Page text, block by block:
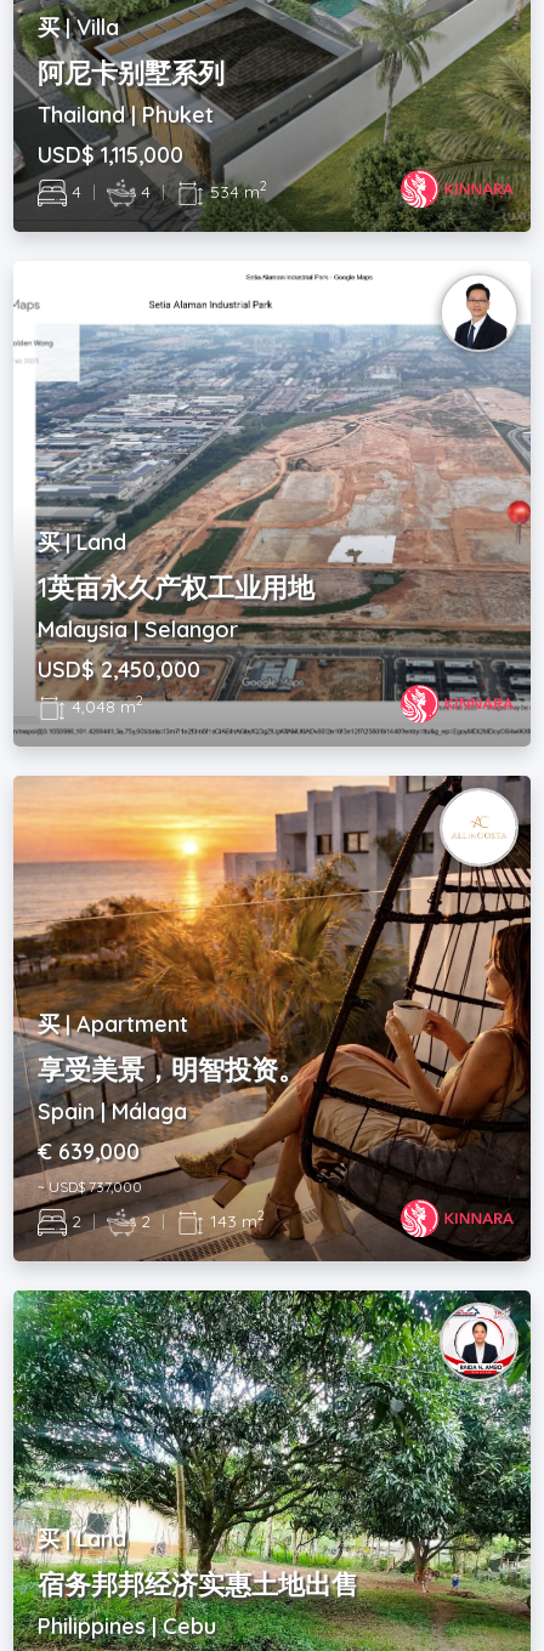
买 | Villa
阿尼卡别墅系列
Thailand | Phuket
USD$ 1,115,000
4 | 4 | 534 m2
买 | Land
1英亩永久产权工业用地
Malaysia | Selangor
USD$ 2,450,000
4,048 m2
买 | Apartment
享受美景，明智投资。
Spain | Málaga
€ 639,000
~ USD$ 737,000
2 | 2 | 143 m2
买 | Land
宿务邦邦经济实惠土地出售
Philippines | Cebu